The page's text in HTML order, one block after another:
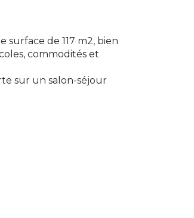
de 117 m2, bien
commodités et
sur un salon-séjour
et baignoire,
en energie.
des renseignements.
les-Bains N° ADC